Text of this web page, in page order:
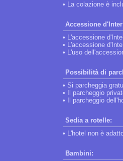
• La colazione è
Accessione
• L'accessione
• L'accessione
• L'uso
Possibilità di
• Si parcheggia
• Il parcheggio
• Il parcheggio
Sedia a rotelle:
• L'hotel non è
Bambini: